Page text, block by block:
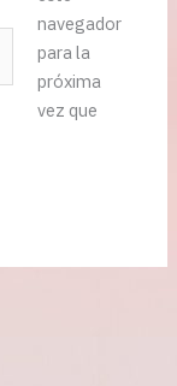
navegador
para la
próxima
vez que